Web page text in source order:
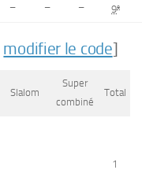
– – – 9e
modifier le code]
Slalom
Super
combiné
Total
1